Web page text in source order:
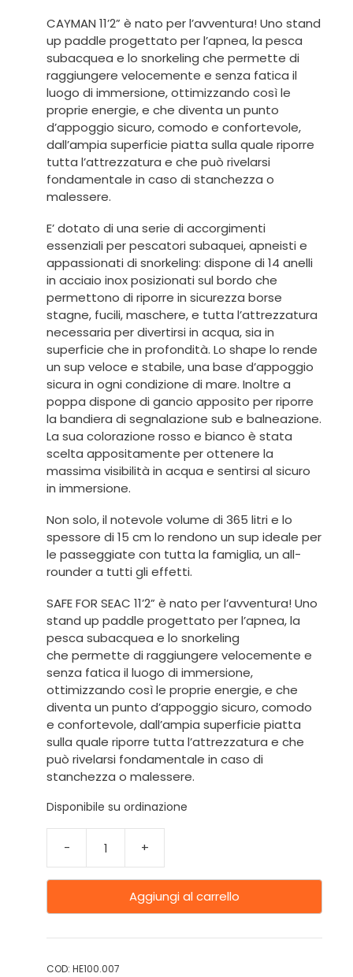
CAYMAN 11’2” è nato per l’avventura! Uno stand
up paddle progettato per l’apnea, la pesca
subacquea e lo snorkeling che permette di
raggiungere velocemente e senza fatica il
luogo di immersione, ottimizzando così le
proprie energie, e che diventa un punto
d’appoggio sicuro, comodo e confortevole,
dall’ampia superficie piatta sulla quale riporre
tutta l’attrezzatura e che può rivelarsi
fondamentale in caso di stanchezza o
malessere.
E’ dotato di una serie di accorgimenti
essenziali per pescatori subaquei, apneisti e
appassionati di snorkeling: dispone di 14 anelli
in acciaio inox posizionati sul bordo che
permettono di riporre in sicurezza borse
stagne, fucili, maschere, e tutta l’attrezzatura
necessaria per divertirsi in acqua, sia in
superficie che in profondità. Lo shape lo rende
un sup veloce e stabile, una base d’appoggio
sicura in ogni condizione di mare. Inoltre a
poppa dispone di gancio apposito per riporre
la bandiera di segnalazione sub e balneazione.
La sua colorazione rosso e bianco è stata
scelta appositamente per ottenere la
massima visibilità in acqua e sentirsi al sicuro
in immersione.
Non solo, il notevole volume di 365 litri e lo
spessore di 15 cm lo rendono un sup ideale per
le passeggiate con tutta la famiglia, un all-
rounder a tutti gli effetti.
SAFE FOR SEAC 11’2” è nato per l’avventura! Uno
stand up paddle progettato per l’apnea, la
pesca subacquea e lo snorkeling
che permette di raggiungere velocemente e
senza fatica il luogo di immersione,
ottimizzando così le proprie energie, e che
diventa un punto d’appoggio sicuro, comodo
e confortevole, dall’ampia superficie piatta
sulla quale riporre tutta l’attrezzatura e che
può rivelarsi fondamentale in caso di
stanchezza o malessere.
Disponibile su ordinazione
- +
Aggiungi al carrello
COD: HE100.007